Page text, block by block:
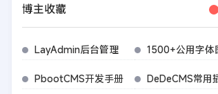
博主收藏
LayAdmin后台管理 1500+公用字体
PbootCMS开发手册 DeDeCMS常用